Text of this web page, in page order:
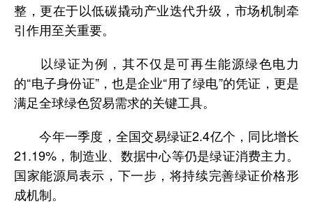
整，更在于以低碳撬动产业迭代升级，市场机制牵
引作用至关重要。
以绿证为例，其不仅是可再生能源绿色电力
的“电子身份证”，也是企业“用了绿电”的凭证，更是
满足全球绿色贸易需求的关键工具。
今年一季度，全国交易绿证2.4亿个，同比增长
21.19%，制造业、数据中心等仍是绿证消费主力。
国家能源局表示，下一步，将持续完善绿证价格形
成机制。